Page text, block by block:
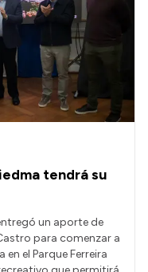
tendrá su
un aporte de
para comenzar a
el Parque Ferreira